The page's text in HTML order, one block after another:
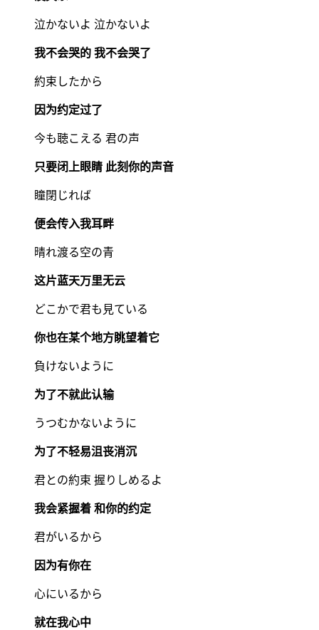
泣かないよ 泣かないよ
我不会哭的 我不会哭了
約束したから
因为约定过了
今も聴こえる 君の声
只要闭上眼睛 此刻你的声音
瞳閉じれば
便会传入我耳畔
晴れ渡る空の青
这片蓝天万里无云
どこかで君も見ている
你也在某个地方眺望着它
負けないように
为了不就此认输
うつむかないように
为了不轻易沮丧消沉
君との約束 握りしめるよ
我会紧握着 和你的约定
君がいるから
因为有你在
心にいるから
就在我心中